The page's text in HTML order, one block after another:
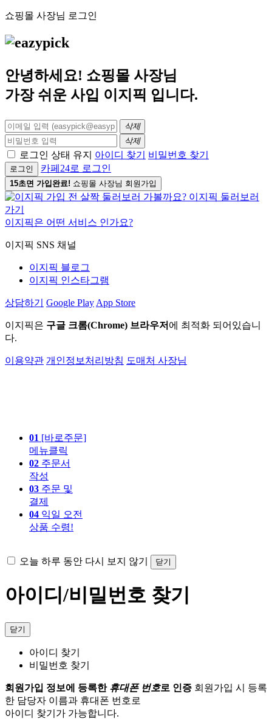
쇼핑몰 사장님 로그인
안녕하세요! 쇼핑몰 사장님
가장 쉬운 사입 이지픽 입니다.
삭제
삭제
로그인 상태 유지 아이디 찾기 비밀번호 찾기
로그인 카페24로 로그인
15초면 가입완료! 쇼핑몰 사장님 회원가입
이지픽은 어떤 서비스 인가요?
이지픽 SNS 채널
이지픽 블로그
이지픽 인스타그램
상담하기 Google Play App Store
이지픽은 구글 크롬(Chrome) 브라우저 에 최적화 되어있습니
다.
이용약관 개인정보처리방침 도매처 사장님
01 [바로주문]
메뉴클릭
02 주문서
작성
03 주문 및
결제
04 익일 오전
상품 수령!
오늘 하루 동안 다시 보지 않기 닫기
아이디/비밀번호 찾기
닫기
아이디 찾기
비밀번호 찾기
회원가입 정보에 등록한 휴대폰 번호로 인증 회원가입 시 등록
한 담당자 이름과 휴대폰 번호로
아이디 찾기가 가능합니다.